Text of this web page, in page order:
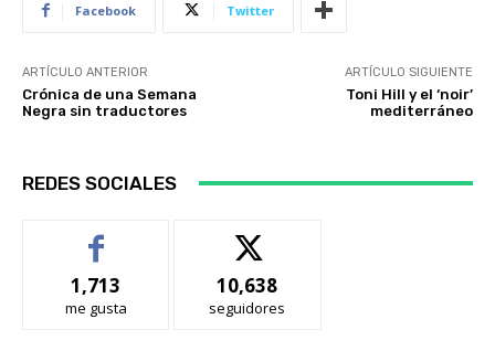
Facebook Twitter
ARTÍCULO ANTERIOR
Crónica de una Semana
Negra sin traductores
ARTÍCULO SIGUIENTE
Toni Hill y el ‘noir’
mediterráneo
REDES SOCIALES
1,713
me gusta
10,638
seguidores